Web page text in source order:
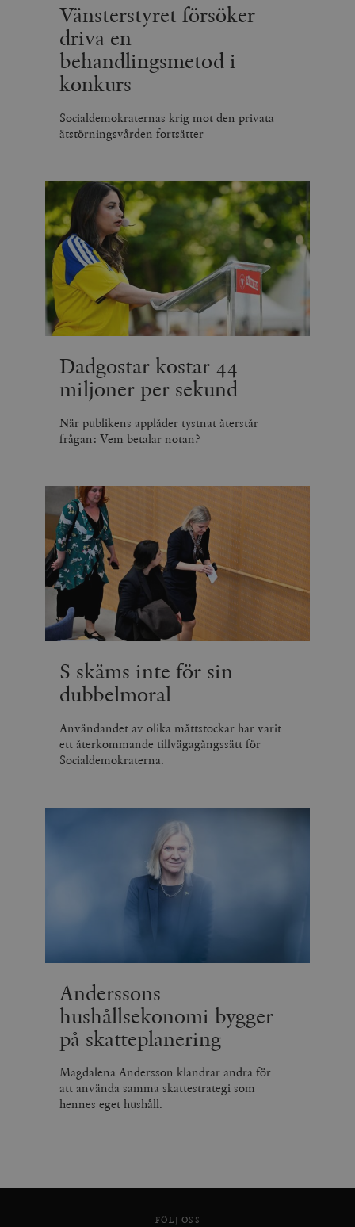
Vänsterstyret försöker
driva en
behandlingsmetod i
konkurs
Socialdemokraternas krig mot den privata
ätstörningsvården fortsätter
Dadgostar kostar 44
miljoner per sekund
När publikens applåder tystnat återstår
frågan: Vem betalar notan?
S skäms inte för sin
dubbelmoral
Användandet av olika måttstockar har varit
ett återkommande tillvägagångssätt för
Socialdemokraterna.
Anderssons
hushållsekonomi bygger
på skatteplanering
Magdalena Andersson klandrar andra för
att använda samma skattestrategi som
hennes eget hushåll.
FÖLJ OSS